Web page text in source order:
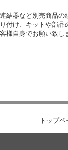
結器など別売商品の
付け、キットや部品
様自身でお願い致し
トップペ